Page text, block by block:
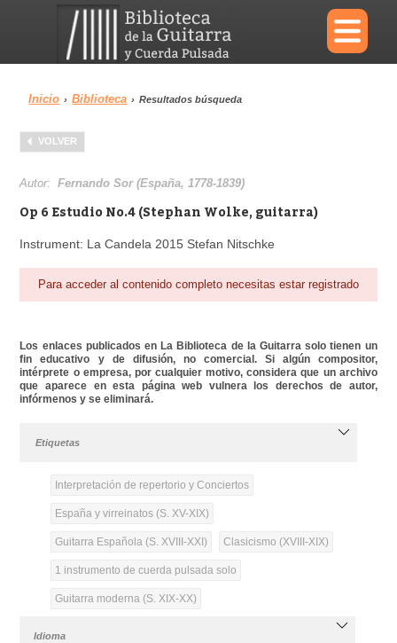
×
Menu
Biblioteca
Área personal Reproductor
Inicio › Biblioteca › Resultados búsqueda
VOLVER
Autor:Fernando Sor (España, 1778-1839)
Op 6 Estudio No.4 (Stephan Wolke, guitarra)
Instrument: La Candela 2015 Stefan Nitschke
Para acceder al contenido completo necesitas estar registrado
Los enlaces publicados en La Biblioteca de la Guitarra solo tienen un
fin educativo y de difusión, no comercial. Si algún compositor,
intérprete o empresa, por cualquier motivo, considera que un archivo
que aparece en esta página web vulnera los derechos de autor,
infórmenos y se eliminará.
Etiquetas
Interpretación de repertorio y Conciertos
España y virreinatos (S. XV-XIX)
Guitarra Española (S. XVIII-XXI) Clasicismo (XVIII-XIX)
1 instrumento de cuerda pulsada solo
Guitarra moderna (S. XIX-XX)
Idioma